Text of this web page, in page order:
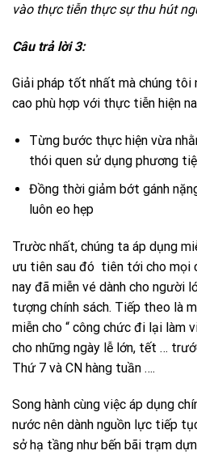
vào thực tiễn thực sự thu hút
Câu trả lời 3:
Giải pháp tốt nhất mà chúng tôi
cao phù hợp với thực tiễn hiện
Từng bước thực hiện vừa
thói quen sử dụng phương
Đồng thời giảm bớt gánh
luôn eo hẹp
Trườc nhất, chúng ta áp dụng
ưu tiên sau đó tiên tới cho mọi
nay đã miễn vé dành cho người
tượng chính sách. Tiếp theo là
miễn cho “ công chức đi lại làm
cho những ngày lễ lớn, tết …
Thứ 7 và CN hàng tuần ….
Song hành cùng việc áp dụng
nước nên dành nguồn lực tiếp
sở hạ tầng như bến bãi trạm